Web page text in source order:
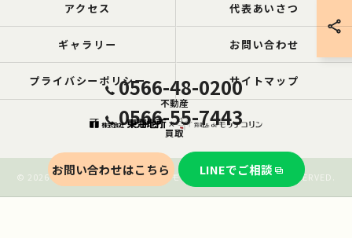
0566-48-0200
不動産
0566-55-7443
買取
お問い合わせはこちら LINEでご相談
アクセス 代表あいさつ
ギャラリー お問い合わせ
プライバシーポリシー サイトマップ
© 2026 愛知の空き家なら買取ル de モッテコリン ALL RIGHTS RESERVED.